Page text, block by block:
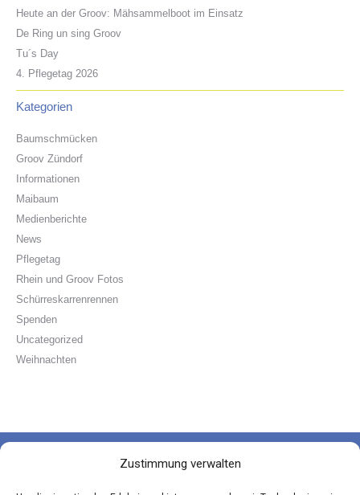
Zustimmung verwalten
Heute an der Groov: Mähsammelboot im Einsatz
De Ring un sing Groov
Tu´s Day
4. Pflegetag 2026
Kategorien
Baumschmücken
Groov Zündorf
Informationen
Maibaum
Medienberichte
News
Pflegetag
Rhein und Groov Fotos
Schürreskarrenrennen
Spenden
Uncategorized
Weihnachten